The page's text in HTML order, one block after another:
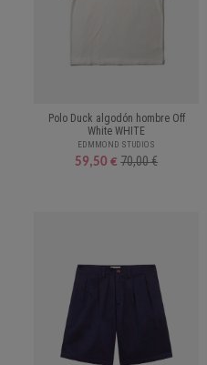
Polo Duck algodón hombre Off
White WHITE
EDMMOND STUDIOS
59,50 € 70,00 €